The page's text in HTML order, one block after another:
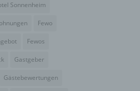
Sonnenheim
Fewo
Fewos
Gastgeber
Gästebewertungen